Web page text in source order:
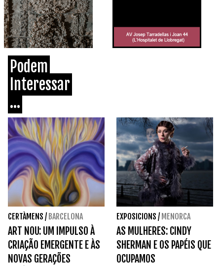
Podem
Interessar
...
CERTÀMENS / BARCELONA
ART NOU: UM IMPULSO À
CRIAÇÃO EMERGENTE E ÀS
NOVAS GERAÇÕES
EXPOSICIONS / MENORCA
AS MULHERES: CINDY
SHERMAN E OS PAPÉIS QUE
OCUPAMOS